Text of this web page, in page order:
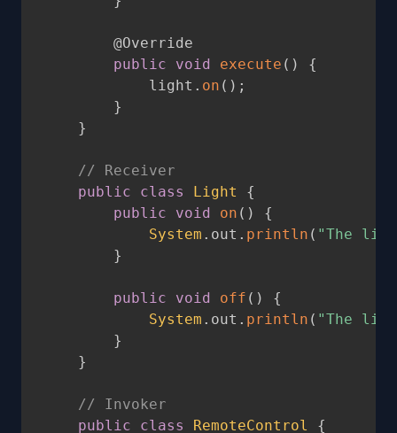
@Override
public
void execute ( )
{
            light
. on ( ) ;
}
}
// Receiver
public
class Light
{
public
void on ( )
{
System . out . println ( "The
}
public void off ( )
{
System . out . println ( "The
}
}
// Invoker
public
class RemoteControl
{